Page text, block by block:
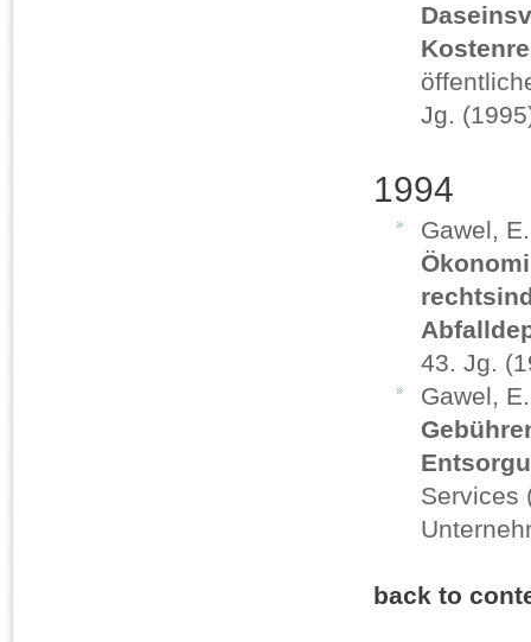
Jg.
1994
Gawel,
43. Jg.
Gawel,
Services
back to